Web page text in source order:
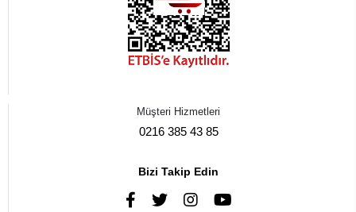
Müşteri Hizmetleri
0216 385 43 85
Bizi Takip Edin